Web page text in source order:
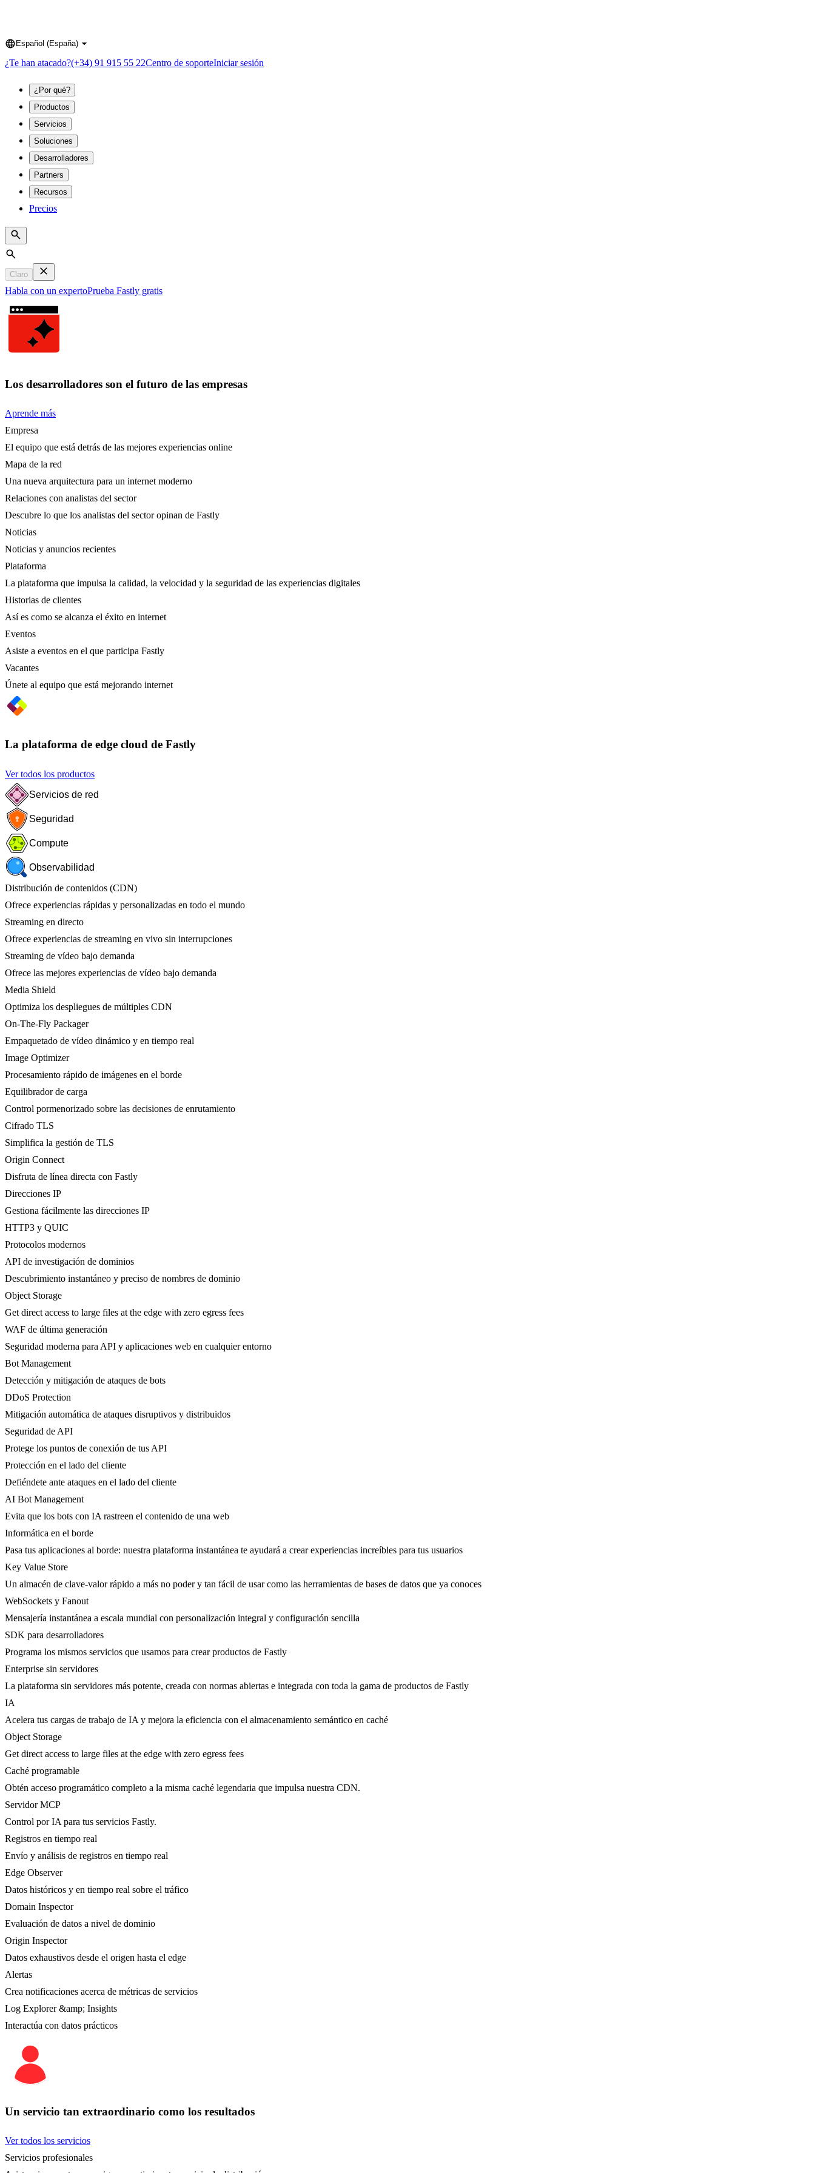
Language
Español (España)
¿Te han atacado?(+34) 91 915 55 22Centro de soporteIniciar sesión
¿Por qué?
Productos
Servicios
Soluciones
Desarrolladores
Partners
Recursos
Precios
Search
Claro
Habla con un expertoPrueba Fastly gratis
Los desarrolladores son el futuro de las empresas
Aprende más
Empresa
El equipo que está detrás de las mejores experiencias online
Mapa de la red
Una nueva arquitectura para un internet moderno
Relaciones con analistas del sector
Descubre lo que los analistas del sector opinan de Fastly
Noticias
Noticias y anuncios recientes
Plataforma
La plataforma que impulsa la calidad, la velocidad y la seguridad de las experiencias digitales
Historias de clientes
Así es como se alcanza el éxito en internet
Eventos
Asiste a eventos en el que participa Fastly
Vacantes
Únete al equipo que está mejorando internet
La plataforma de edge cloud de Fastly
Ver todos los productos
Servicios de red
Seguridad
Compute
Observabilidad
Distribución de contenidos (CDN)
Ofrece experiencias rápidas y personalizadas en todo el mundo
Streaming en directo
Ofrece experiencias de streaming en vivo sin interrupciones
Streaming de vídeo bajo demanda
Ofrece las mejores experiencias de vídeo bajo demanda
Media Shield
Optimiza los despliegues de múltiples CDN
On-The-Fly Packager
Empaquetado de vídeo dinámico y en tiempo real
Image Optimizer
Procesamiento rápido de imágenes en el borde
Equilibrador de carga
Control pormenorizado sobre las decisiones de enrutamiento
Cifrado TLS
Simplifica la gestión de TLS
Origin Connect
Disfruta de línea directa con Fastly
Direcciones IP
Gestiona fácilmente las direcciones IP
HTTP3 y QUIC
Protocolos modernos
API de investigación de dominios
Descubrimiento instantáneo y preciso de nombres de dominio
Object Storage
Get direct access to large files at the edge with zero egress fees
WAF de última generación
Seguridad moderna para API y aplicaciones web en cualquier entorno
Bot Management
Detección y mitigación de ataques de bots
DDoS Protection
Mitigación automática de ataques disruptivos y distribuidos
Seguridad de API
Protege los puntos de conexión de tus API
Protección en el lado del cliente
Defiéndete ante ataques en el lado del cliente
AI Bot Management
Evita que los bots con IA rastreen el contenido de una web
Informática en el borde
Pasa tus aplicaciones al borde: nuestra plataforma instantánea te ayudará a crear experiencias increíbles para tus usuarios
Key Value Store
Un almacén de clave-valor rápido a más no poder y tan fácil de usar como las herramientas de bases de datos que ya conoces
WebSockets y Fanout
Mensajería instantánea a escala mundial con personalización integral y configuración sencilla
SDK para desarrolladores
Programa los mismos servicios que usamos para crear productos de Fastly
Enterprise sin servidores
La plataforma sin servidores más potente, creada con normas abiertas e integrada con toda la gama de productos de Fastly
IA
Acelera tus cargas de trabajo de IA y mejora la eficiencia con el almacenamiento semántico en caché
Object Storage
Get direct access to large files at the edge with zero egress fees
Caché programable
Obtén acceso programático completo a la misma caché legendaria que impulsa nuestra CDN.
Servidor MCP
Control por IA para tus servicios Fastly.
Registros en tiempo real
Envío y análisis de registros en tiempo real
Edge Observer
Datos históricos y en tiempo real sobre el tráfico
Domain Inspector
Evaluación de datos a nivel de dominio
Origin Inspector
Datos exhaustivos desde el origen hasta el edge
Alertas
Crea notificaciones acerca de métricas de servicios
Log Explorer &amp; Insights
Interactúa con datos prácticos
Un servicio tan extraordinario como los resultados
Ver todos los servicios
Servicios profesionales